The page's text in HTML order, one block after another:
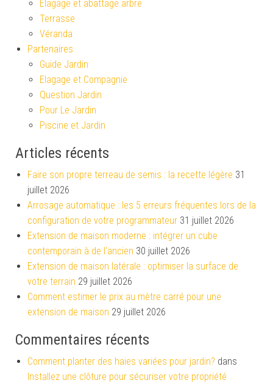
Élagage et abattage arbre
Terrasse
Véranda
Partenaires
Guide Jardin
Elagage et Compagnie
Question Jardin
Pour Le Jardin
Piscine et Jardin
Articles récents
Faire son propre terreau de semis : la recette légère 31
juillet 2026
Arrosage automatique : les 5 erreurs fréquentes lors de la
configuration de votre programmateur 31 juillet 2026
Extension de maison moderne : intégrer un cube
contemporain à de l’ancien 30 juillet 2026
Extension de maison latérale : optimiser la surface de
votre terrain 29 juillet 2026
Comment estimer le prix au mètre carré pour une
extension de maison 29 juillet 2026
Commentaires récents
Comment planter des haies variées pour jardin? dans
Installez une clôture pour sécuriser votre propriété